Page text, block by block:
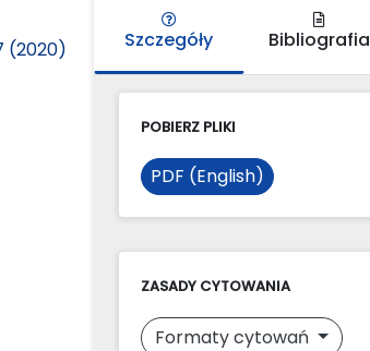
(2020) Szczegóły Bibliografia
POBIERZ PLIKI
PDF (English)
ZASADY CYTOWANIA
Formaty cytowań